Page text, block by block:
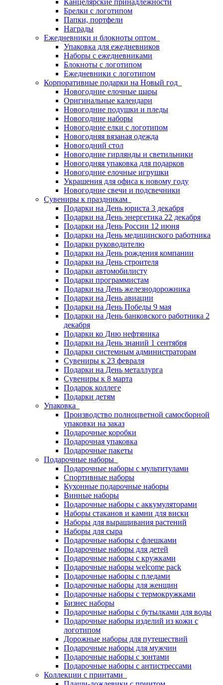
Канцелярские принадлежности
Брелки с логотипом
Папки, портфели
Награды
Ежедневники и блокноты оптом
Упаковка для ежедневников
Наборы с ежедневниками
Блокноты с логотипом
Ежедневники с логотипом
Корпоративные подарки на Новый год
Новогодние елочные шары
Оригинальные календари
Новогодние подушки и пледы
Новогодние наборы
Новогодние елки с логотипом
Новогодняя вязаная одежда
Новогодний стол
Новогодние гирлянды и светильники
Новогодняя упаковка для подарков
Новогодние елочные игрушки
Украшения для офиса к новому году
Новогодние свечи и подсвечники
Сувениры к праздникам
Подарки на День юриста 3 декабря
Подарки на День энергетика 22 декабря
Подарки на День России 12 июня
Подарки на День медицинского работника
Подарки руководителю
Подарки на День рождения компании
Подарки на День строителя
Подарки автомобилисту
Подарки программистам
Подарки на День железнодорожника
Подарки на День авиации
Подарки на День Победы 9 мая
Подарки на День банковского работника 2
декабря
Подарки ко Дню нефтяника
Подарки на День знаний 1 сентября
Подарки системным администраторам
Сувениры к 23 февраля
Подарки на День металлурга
Сувениры к 8 марта
Подарок коллеге
Подарки детям
Упаковка
Производство полноцветной самосборной
упаковки на заказ
Подарочные коробки
Подарочная упаковка
Подарочные пакеты
Подарочные наборы
Подарочные наборы с мультитулами
Спортивные наборы
Кухонные подарочные наборы
Винные наборы
Подарочные наборы с аккумуляторами
Наборы стаканов и камни для виски
Наборы для выращивания растений
Наборы для сыра
Подарочные наборы с флешками
Подарочные наборы для детей
Подарочные наборы с кружками
Подарочные наборы welcome pack
Подарочные наборы с пледами
Подарочные наборы для женщин
Подарочные наборы с термокружками
Бизнес наборы
Подарочные наборы с бутылками для воды
Подарочные наборы изделий из кожи с
логотипом
Дорожные наборы для путешествий
Подарочные наборы для мужчин
Подарочные наборы с зонтами
Подарочные наборы с антистрессами
Коллекции с принтами